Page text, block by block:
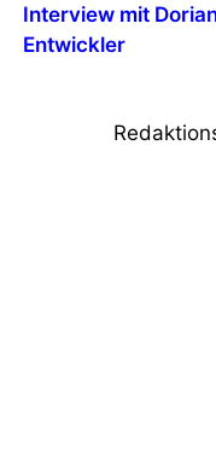
Interview mit
Entwickler